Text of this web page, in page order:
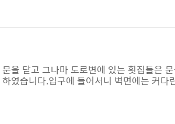
을 닫고 그나마 도로변에 있는 횟집들은
였습니다.입구에 들어서니 벽면에는 커다
항동시장은 바다로 나갔던 배들이 돌아오
장으로 나가 경매가 벌어지는 현장을 구경